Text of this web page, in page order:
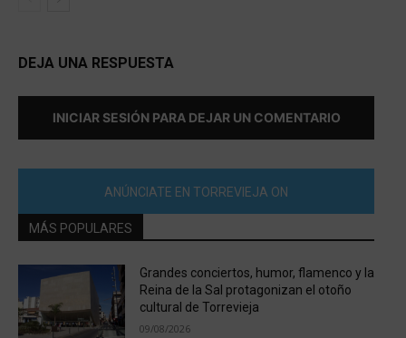
DEJA UNA RESPUESTA
INICIAR SESIÓN PARA DEJAR UN COMENTARIO
ANÚNCIATE EN TORREVIEJA ON
MÁS POPULARES
Grandes conciertos, humor, flamenco y la
Reina de la Sal protagonizan el otoño
cultural de Torrevieja
09/08/2026